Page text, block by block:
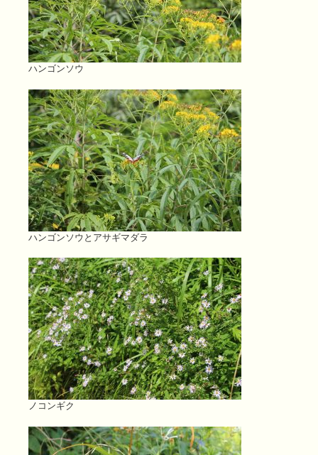
ハンゴンソウ
ハンゴンソウとアサギマダラ
ノコンギク